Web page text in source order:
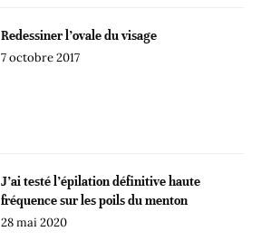
Redessiner l’ovale du visage
7 octobre 2017
J’ai testé l’épilation définitive haute
fréquence sur les poils du menton
28 mai 2020